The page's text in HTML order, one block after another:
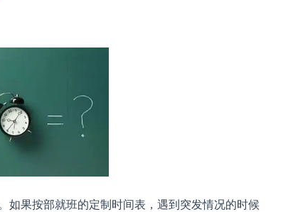
如果按部就班的定制时间表，遇到突发情况的时候